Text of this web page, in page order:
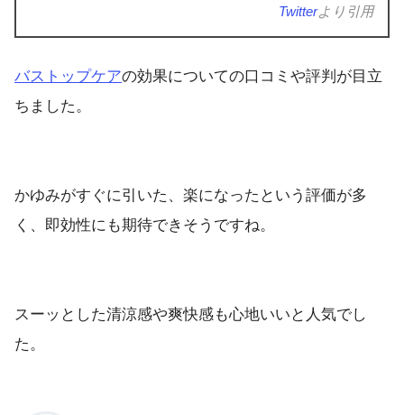
Twitterより引用
バストップケアの効果についての口コミや評判が目立
ちました。
かゆみがすぐに引いた、楽になったという評価が多
く、即効性にも期待できそうですね。
スーッとした清涼感や爽快感も心地いいと人気でし
た。